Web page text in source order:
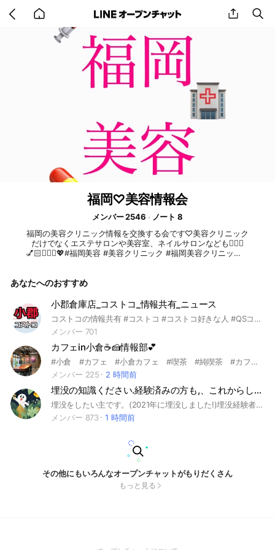
back
home
share
福岡♡美容情報会
メンバー 2546
ノート 8
福岡の美容クリニック情報を交換する会です♡美容クリニック
だけでなくエステサロンや美容室、ネイルサロンなども💇🏻‍♀️
💅🏻💆🏻‍♀️💖#福岡美容 #美容クリニック #福岡美容クリニック #
あなたへのおすすめ
小郡倉庫店_コストコ_情報共有_ニュース
コストコの情報共有 #コストコ #コストコ好きな人 #QSコストコ小郡 #コストコ情報共有 #キャンペーン #コストコセール情報 #コストコ新商品
メンバー 701
カフェin小倉☕️🍰情報部💕
#小倉 #カフェ #小倉カフェ #喫茶 #純喫茶 #カフェ巡り #おしゃれ #北九州 #北九州カフェ #小倉北区 #コーヒー #珈琲 #スイーツ #小倉スイーツ #北九州スイーツ #誰でも歓迎
メンバー 225
2 時間前
埋没の知識ください.経験済みの方も,、これからしたい方も!!
埋没をしたい主です。(2021年に埋没しました!)埋没経験者の方や埋没これからしたい方情報交換しませんか🥺 今回は二重のみの整形に限らせていただきます。 (なるべく埋没のみ。関係していれば埋没の話でなくても可) #整形 #埋没 #情報交換
メンバー 873
1 時間前
その他にもいろんなオープンチャットがもりだくさん
もっと見る